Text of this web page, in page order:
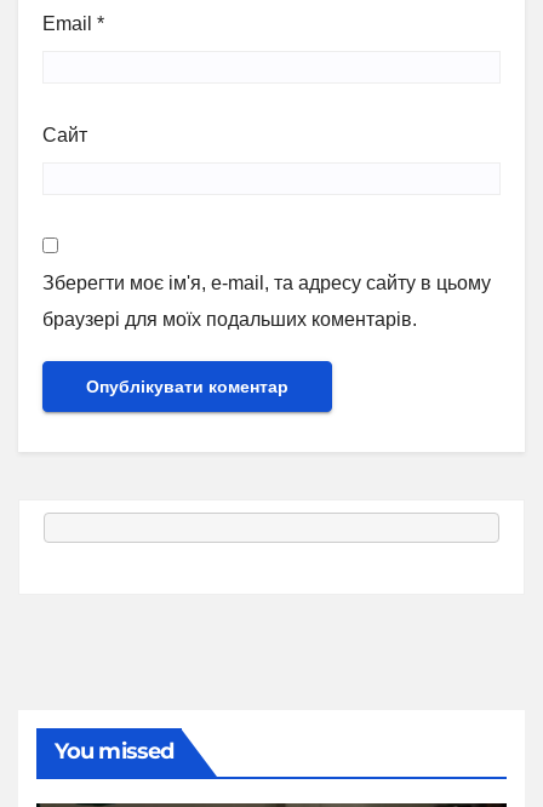
Email *
Сайт
Зберегти моє ім'я, e-mail, та адресу сайту в цьому
браузері для моїх подальших коментарів.
You missed